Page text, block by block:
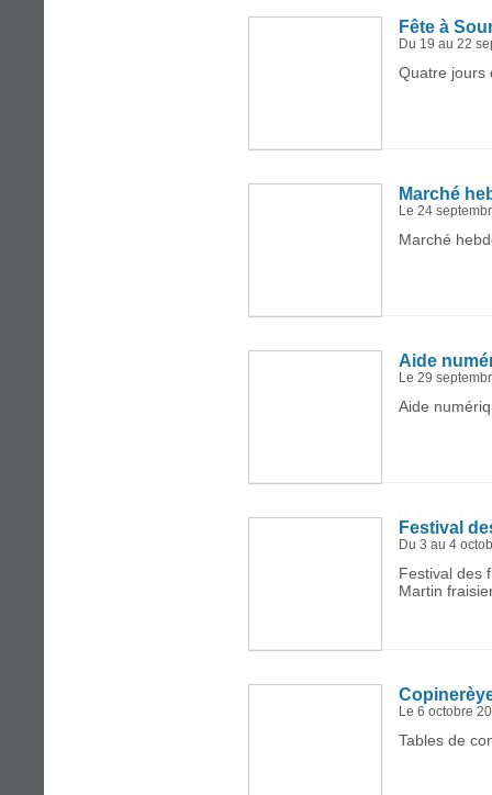
Fête à
Du 19 au 22
Quatre jours
Marché
Le 24
Marché
Aide
Le 29
Aide
Festival
Du 3 au 4
Festival des
Martin
Le 6 octobre
Tables de